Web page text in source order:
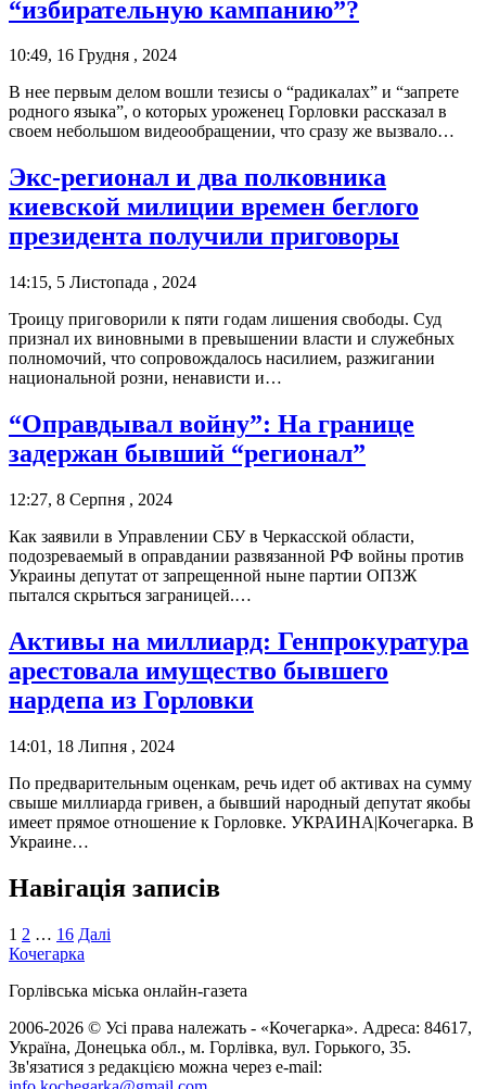
“избирательную кампанию”?
10:49, 16 Грудня , 2024
В нее первым делом вошли тезисы о “радикалах” и “запрете
родного языка”, о которых уроженец Горловки рассказал в
своем небольшом видеообращении, что сразу же вызвало…
Экс-регионал и два полковника
киевской милиции времен беглого
президента получили приговоры
14:15, 5 Листопада , 2024
Троицу приговорили к пяти годам лишения свободы. Суд
признал их виновными в превышении власти и служебных
полномочий, что сопровождалось насилием, разжигании
национальной розни, ненависти и…
“Оправдывал войну”: На границе
задержан бывший “регионал”
12:27, 8 Серпня , 2024
Как заявили в Управлении СБУ в Черкасской области,
подозреваемый в оправдании развязанной РФ войны против
Украины депутат от запрещенной ныне партии ОПЗЖ
пытался скрыться заграницей.…
Активы на миллиард: Генпрокуратура
арестовала имущество бывшего
нардепа из Горловки
14:01, 18 Липня , 2024
По предварительным оценкам, речь идет об активах на сумму
свыше миллиарда гривен, а бывший народный депутат якобы
имеет прямое отношение к Горловке. УКРАИНА|Кочегарка. В
Украине…
Навігація записів
1 2 … 16 Далі
Кочегарка
Горлівська міська онлайн-газета
2006-2026 © Усі права належать - «Кочегарка». Адреса: 84617,
Україна, Донецька обл., м. Горлівка, вул. Горького, 35.
Зв'язатися з редакцією можна через e-mail: